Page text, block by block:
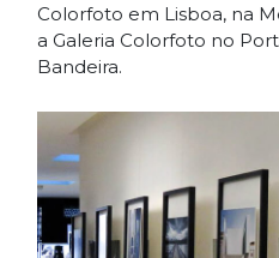
Colorfoto em Lisboa, na
a Galeria Colorfoto no
Bandeira.